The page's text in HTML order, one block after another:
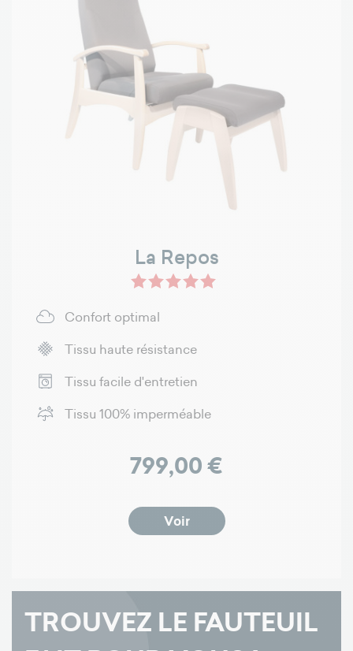
La Repos
Confort optimal
Tissu haute résistance
Tissu facile d'entretien
Tissu 100% imperméable
Prix
799,00 €
Voir
TROUVEZ LE FAUTEUIL